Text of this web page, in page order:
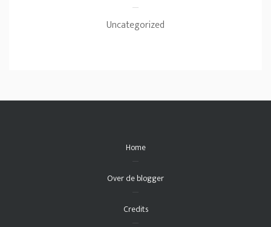
Uncategorized
Home
Over de blogger
Credits